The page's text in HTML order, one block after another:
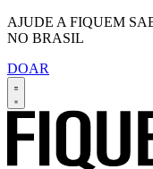
AJUDE A FIQUEM
NO BRASIL
DOAR